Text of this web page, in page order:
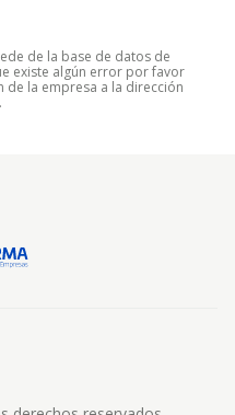
de la base de datos de
existe algún error por favor
la empresa a la dirección